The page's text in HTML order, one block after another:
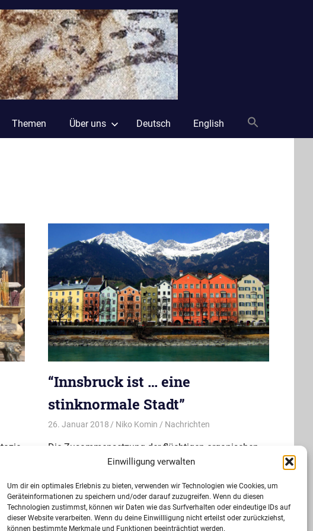
Einwilligung verwalten
Um dir ein optimales Erlebnis zu bieten, verwenden wir Technologien wie Cookies, um
Geräteinformationen zu speichern und/oder darauf zuzugreifen. Wenn du diesen
Technologien zustimmst, können wir Daten wie das Surfverhalten oder eindeutige IDs auf
dieser Website verarbeiten. Wenn du deine Einwillligung nicht erteilst oder zurückziehst,
können bestimmte Merkmale und Funktionen beeinträchtigt werden.
Themen Über uns Deutsch English
“Innsbruck ist … eine
stinknormale Stadt”
26. Januar 2018 Niko Komin Nachrichten
Die Zusammensetzung der flüchtigen organischen
Verbindungen (VOC) in der Luft von Innsbruck
Helsinki und Mexico City.
>>>